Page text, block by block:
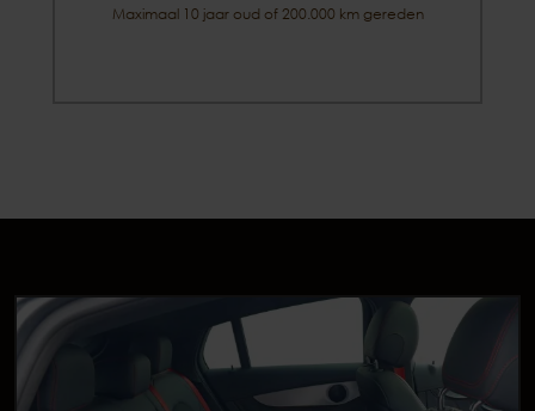
Maximaal 10 jaar oud of 200.000 km gereden